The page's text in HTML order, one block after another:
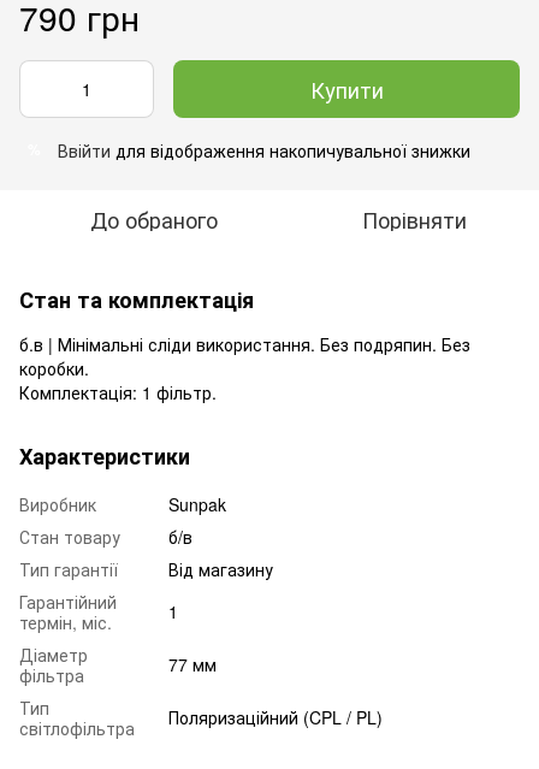
790 грн
Купити
Ввійти для відображення накопичувальної знижки
До обраного Порівняти
Стан та комплектація
б.в | Мінімальні сліди використання. Без подряпин. Без
коробки.
Комплектація: 1 фільтр.
Характеристики
Виробник
Sunpak
Стан товару
б/в
Тип гарантії
Від магазину
Гарантійний
термін, міс.
1
Діаметр
фільтра
77 мм
Тип
світлофільтра
Поляризаційний (CPL / PL)